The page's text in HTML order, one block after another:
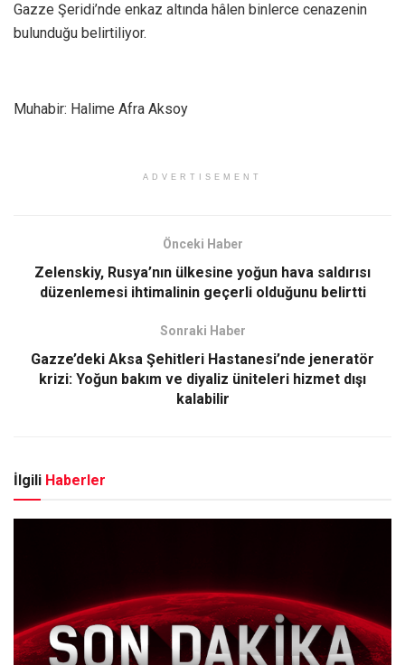
Gazze Şeridi’nde enkaz altında hâlen binlerce cenazenin
bulunduğu belirtiliyor.​​​​​​
Muhabir: Halime Afra Aksoy
ADVERTISEMENT
Önceki Haber
Zelenskiy, Rusya’nın ülkesine yoğun hava saldırısı
düzenlemesi ihtimalinin geçerli olduğunu belirtti
Sonraki Haber
Gazze’deki Aksa Şehitleri Hastanesi’nde jeneratör
krizi: Yoğun bakım ve diyaliz üniteleri hizmet dışı
kalabilir
İlgili Haberler